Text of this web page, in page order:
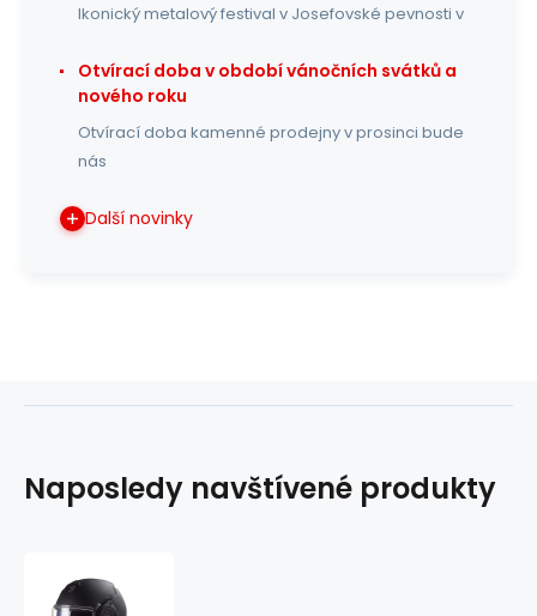
Ikonický metalový festival v Josefovské pevnosti v
Otvírací doba v období vánočních svátků a
nového roku
Otvírací doba kamenné prodejny v prosinci bude
nás
Další novinky
Naposledy navštívené produkty